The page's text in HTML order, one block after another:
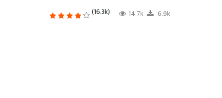
(16.3k) 14.7k 6.9k